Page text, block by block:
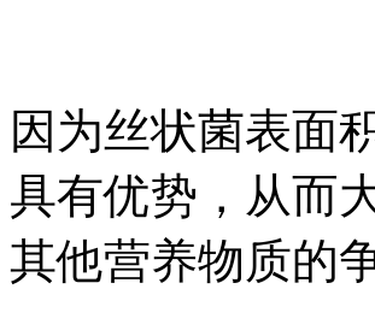
因为丝状菌表面
具有优势，从而
其他营养物质的